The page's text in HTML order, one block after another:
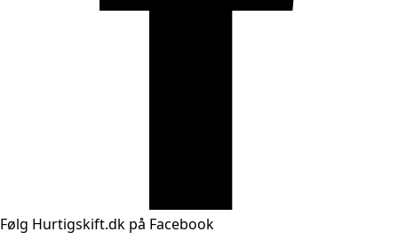
Følg Hurtigskift.dk på Facebook